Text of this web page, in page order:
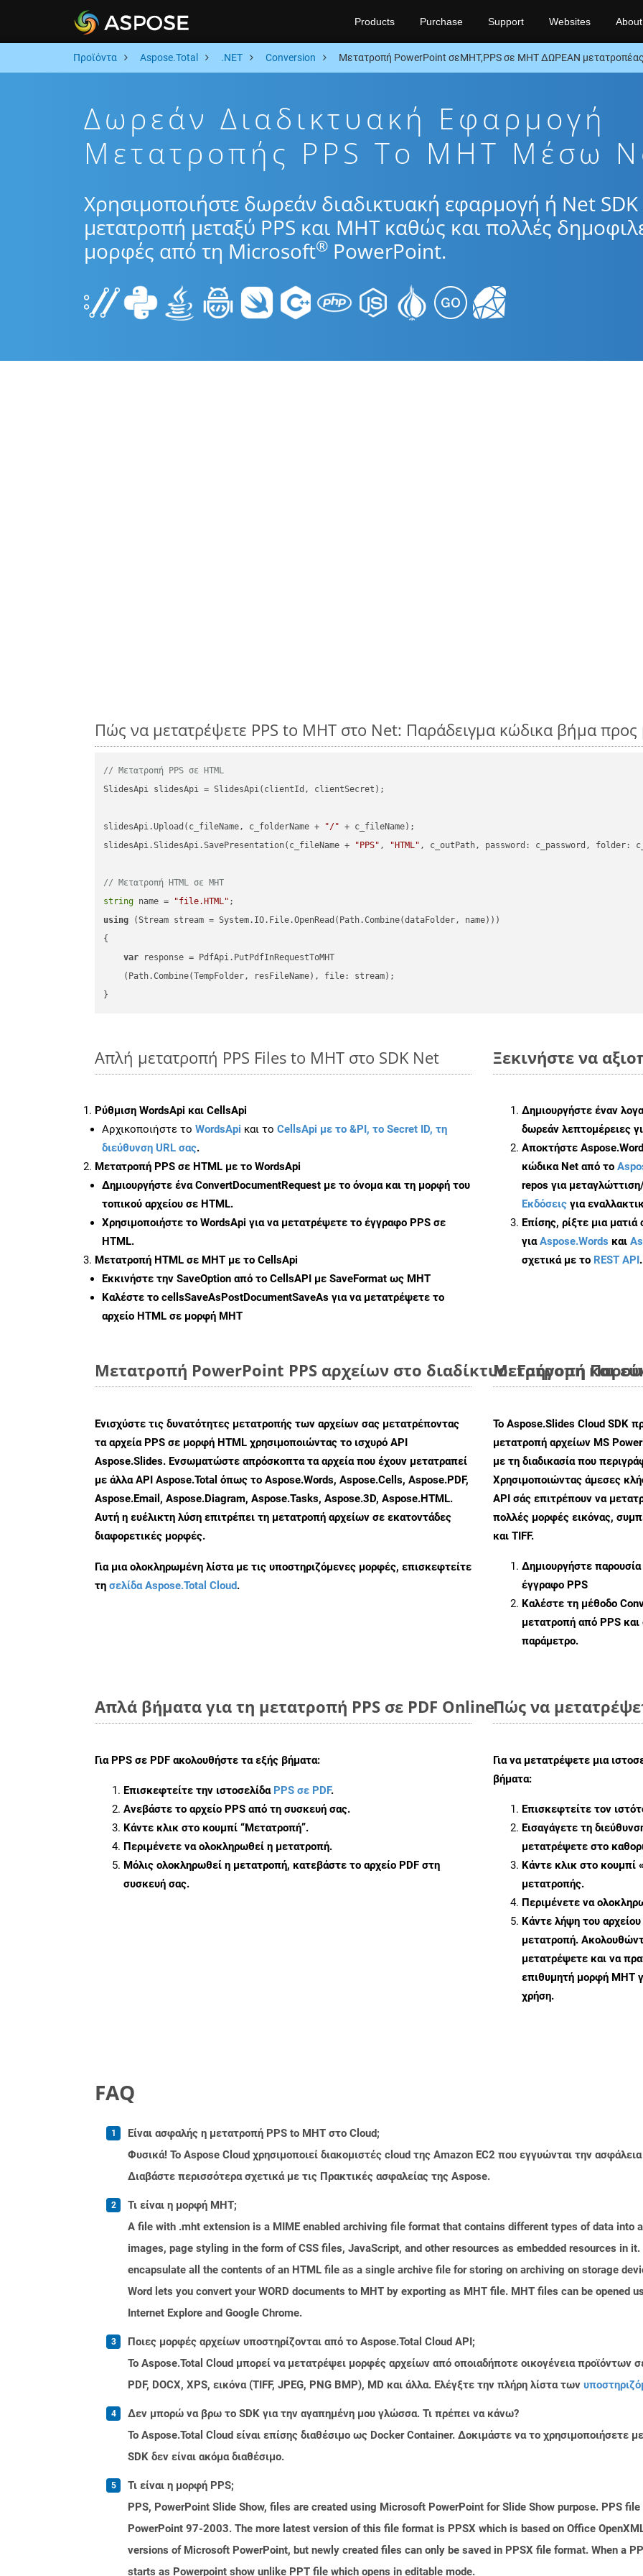
Products Purchase Support Websites About
Προϊόντα Aspose.Total .NET Conversion Μετατροπή PowerPoint σεMHT,PPS σε MHT ΔΩΡΕΑΝ
Δωρεάν Διαδικτυακή Εφαρμογή
Μετατροπής PPS To MHT Μέσω
Χρησιμοποιήστε δωρεάν διαδικτυακή εφαρμογή ή Net SDK
μετατροπή μεταξύ PPS και MHT καθώς και πολλές
μορφές από τη Microsoft® PowerPoint.
Πώς να μετατρέψετε PPS to MHT στο Net: Παράδειγμα κώδικα βήμα
// Μετατροπή PPS σε HTML
SlidesApi slidesApi = SlidesApi(clientId, clientSecret);
slidesApi.Upload(c_fileName, c_folderName + "/" + c_fileName);
slidesApi.SlidesApi.SavePresentation(c_fileName +
"PPS" , "HTML" , c_outPath, password: c_password, folder:
// Μετατροπή HTML σε MHT
string name = "file.HTML"
using (Stream stream = System.IO.File.OpenRead(Path.Combine(dataFolder, name)))
{
var response = PdfApi.PutPdfInRequestToMHT
    (Path.Combine(TempFolder, resFileName), file: stream);
Απλή μετατροπή PPS Files to MHT στο SDK Net
Ρύθμιση WordsApi και CellsApi
Αρχικοποιήστε το WordsApi και το CellsApi με το &PI, το Secret ID, τη
διεύθυνση URL σας.
Μετατροπή PPS σε HTML με το WordsApi
Δημιουργήστε έναConvertDocumentRequest με το όνομα και τη μορφή του
τοπικού αρχείου σε HTML.
Χρησιμοποιήστε το WordsApi για να μετατρέψετε το έγγραφο PPS σε
HTML.
Μετατροπή HTML σε MHT με το CellsApi
Εκκινήστε την SaveOption από το CellsAPI με SaveFormat ως MHT
Καλέστε το cellsSaveAsPostDocumentSaveAs για να μετατρέψετε το
αρχείο HTML σε μορφή MHT
Ξεκινήστε να
Δημιουργήστε έναν
δωρεάν λεπτομέρειες
Αποκτήστε
κώδικα Net από το
repos για
Εκδόσεις για
Επίσης, ρίξτε μια
γιαAspose.Words και
σχετικά με το REST API.
Μετατροπή PowerPoint PPS αρχείων στο διαδίκτυο: Γρήγορη και
Ενισχύστε τις δυνατότητες μετατροπής των αρχείων σας μετατρέποντας
τα αρχεία PPS σε μορφή HTML χρησιμοποιώντας το ισχυρό API
Aspose.Slides. Ενσωματώστε απρόσκοπτα τα αρχεία που έχουν μετατραπεί
με άλλα API Aspose.Total όπως το Aspose.Words, Aspose.Cells, Aspose.PDF,
Aspose.Email, Aspose.Diagram, Aspose.Tasks, Aspose.3D, Aspose.HTML.
Αυτή η ευέλικτη λύση επιτρέπει τη μετατροπή αρχείων σε εκατοντάδες
διαφορετικές μορφές.
Για μια ολοκληρωμένη λίστα με τις υποστηριζόμενες μορφές, επισκεφτείτε
τη σελίδα Aspose.Total Cloud.
Μετατροπή
Το Aspose.Slides Cloud SDK
μετατροπή αρχείων MS
με τη διαδικασία που
Χρησιμοποιώντας άμεσες
API σάς επιτρέπουν να
πολλές μορφές εικόνας,
και TIFF.
Δημιουργήστε
έγγραφο PPS
Καλέστε τη μέθοδο
μετατροπή από PPS
παράμετρο.
Απλά βήματα για τη μετατροπή PPS σε PDF Online
Για PPS σε PDF ακολουθήστε τα εξής βήματα:
Επισκεφτείτε την ιστοσελίδα PPS σε PDF.
Ανεβάστε το αρχείο PPS από τη συσκευή σας.
Κάντε κλικ στο κουμπί “Μετατροπή”.
Περιμένετε να ολοκληρωθεί η μετατροπή.
Μόλις ολοκληρωθεί η μετατροπή, κατεβάστε το αρχείο PDF στη
συσκευή σας.
Πώς να
Για να μετατρέψετε μια
βήματα:
Επισκεφτείτε τον
Εισαγάγετε τη
μετατρέψετε στο
Κάντε κλικ στο κουμπί
μετατροπής.
Περιμένετε να
Κάντε λήψη του
μετατροπή.
μετατρέψετε και να
επιθυμητή μορφή MHT
χρήση.
FAQ
Είναι ασφαλής η μετατροπή PPS to MHT στο Cloud;
Φυσικά! Το Aspose Cloud χρησιμοποιεί διακομιστές cloud της Amazon EC2 που εγγυώνται την
Διαβάστε περισσότερα σχετικά με τις Πρακτικές ασφαλείας της Aspose.
Τι είναι η μορφή MHT;
A file with .mht extension is a MIME enabled archiving file format that contains different types of data into
images, page styling in the form of CSS files, JavaScript, and other resources as embedded resources in
encapsulate all the contents of an HTML file as a single archive file for storing on archiving on storage
Word lets you convert your WORD documents to MHT by exporting as MHT file. MHT files can be opened
Internet Explore and Google Chrome.
Ποιες μορφές αρχείων υποστηρίζονται από το Aspose.Total Cloud API;
Το Aspose.Total Cloud μπορεί να μετατρέψει μορφές αρχείων από οποιαδήποτε οικογένεια προϊόντων
PDF, DOCX, XPS, εικόνα (TIFF, JPEG, PNG BMP), MD και άλλα. Ελέγξτε την πλήρη λίστα των
Δεν μπορώ να βρω το SDK για την αγαπημένη μου γλώσσα. Τι πρέπει να κάνω?
Το Aspose.Total Cloud είναι επίσης διαθέσιμο ως Docker Container. Δοκιμάστε να το χρησιμοποιήσετε
SDK δεν είναι ακόμα διαθέσιμο.
Τι είναι η μορφή PPS;
PPS, PowerPoint Slide Show, files are created using Microsoft PowerPoint for Slide Show purpose. PPS
PowerPoint 97-2003. The more latest version of this file format is PPSX which is based on Office
versions of Microsoft PowerPoint, but newly created files can only be saved in PPSX file format. When a
starts as Powerpoint show unlike PPT file which opens in editable mode.